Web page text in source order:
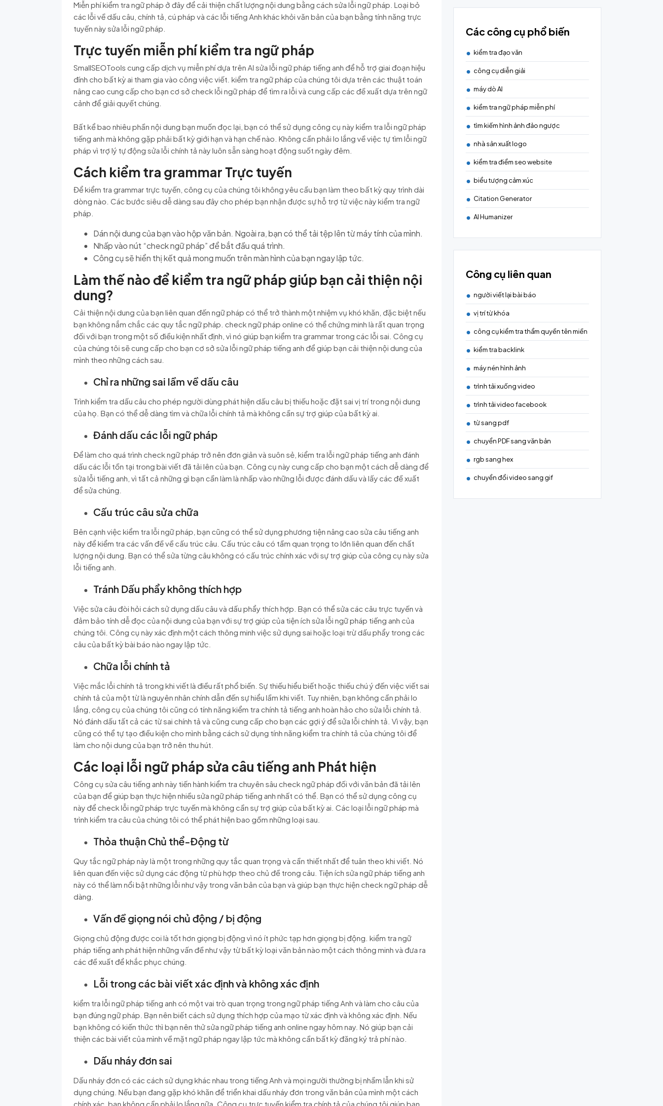
Miễn phí kiểm tra ngữ pháp ở đây để cải thiện chất lượng nội dung bằng cách sửa lỗi ngữ pháp. Loại bỏ
các lỗi về dấu câu, chính tả, cú pháp và các lỗi tiếng Anh khác khỏi văn bản của bạn bằng tính năng trực
tuyến này sửa lỗi ngữ pháp.
Trực tuyến miễn phí kiểm tra ngữ pháp
SmallSEOTools cung cấp dịch vụ miễn phí dựa trên AI sửa lỗi ngữ pháp tiếng anh để hỗ trợ giai đoạn hiệu
đính cho bất kỳ ai tham gia vào công việc viết. kiểm tra ngữ pháp của chúng tôi dựa trên các thuật toán
nâng cao cung cấp cho bạn cơ sở check lỗi ngữ pháp để tìm ra lỗi và cung cấp các đề xuất dựa trên ngữ
cảnh để giải quyết chúng.
Bất kể bao nhiêu phần nội dung bạn muốn đọc lại, bạn có thể sử dụng công cụ này kiểm tra lỗi ngữ pháp
tiếng anh mà không gặp phải bất kỳ giới hạn và hạn chế nào. Không cần phải lo lắng về việc tự tìm lỗi ngữ
pháp vì trợ lý tự động sửa lỗi chính tả này luôn sẵn sàng hoạt động suốt ngày đêm.
Cách kiểm tra grammar Trực tuyến
Để kiểm tra grammar trực tuyến, công cụ của chúng tôi không yêu cầu bạn làm theo bất kỳ quy trình dài
dòng nào. Các bước siêu dễ dàng sau đây cho phép bạn nhận được sự hỗ trợ từ việc này kiểm tra ngữ
pháp.
Dán nội dung của bạn vào hộp văn bản. Ngoài ra, bạn có thể tải tệp lên từ máy tính của mình.
Nhấp vào nút “check ngữ pháp” để bắt đầu quá trình.
Công cụ sẽ hiển thị kết quả mong muốn trên màn hình của bạn ngay lập tức.
Làm thế nào để kiểm tra ngữ pháp giúp bạn cải thiện nội
dung?
Cải thiện nội dung của bạn liên quan đến ngữ pháp có thể trở thành một nhiệm vụ khó khăn, đặc biệt nếu
bạn không nắm chắc các quy tắc ngữ pháp. check ngữ pháp online có thể chứng minh là rất quan trọng
đối với bạn trong một số điều kiện nhất định, vì nó giúp bạn kiểm tra grammar trong các lỗi sai. Công cụ
của chúng tôi sẽ cung cấp cho bạn cơ sở sửa lỗi ngữ pháp tiếng anh để giúp bạn cải thiện nội dung của
mình theo những cách sau.
Chỉ ra những sai lầm về dấu câu
Trình kiểm tra dấu câu cho phép người dùng phát hiện dấu câu bị thiếu hoặc đặt sai vị trí trong nội dung
của họ. Bạn có thể dễ dàng tìm và chữa lỗi chính tả mà không cần sự trợ giúp của bất kỳ ai.
Đánh dấu các lỗi ngữ pháp
Để làm cho quá trình check ngữ pháp trở nên đơn giản và suôn sẻ, kiểm tra lỗi ngữ pháp tiếng anh đánh
dấu các lỗi tồn tại trong bài viết đã tải lên của bạn. Công cụ này cung cấp cho bạn một cách dễ dàng để
sửa lỗi tiếng anh, vì tất cả những gì bạn cần làm là nhấp vào những lỗi được đánh dấu và lấy các đề xuất
để sửa chúng.
Cấu trúc câu sửa chữa
Bên cạnh việc kiểm tra lỗi ngữ pháp, bạn cũng có thể sử dụng phương tiện nâng cao sửa câu tiếng anh
này để kiểm tra các vấn đề về cấu trúc câu. Cấu trúc câu có tầm quan trọng to lớn liên quan đến chất
lượng nội dung. Bạn có thể sửa từng câu không có cấu trúc chính xác với sự trợ giúp của công cụ này sửa
lỗi tiếng anh.
Tránh Dấu phẩy không thích hợp
Việc sửa câu đòi hỏi cách sử dụng dấu câu và dấu phẩy thích hợp. Bạn có thể sửa các câu trực tuyến và
đảm bảo tính dễ đọc của nội dung của bạn với sự trợ giúp của tiện ích sửa lỗi ngữ pháp tiếng anh của
chúng tôi. Công cụ này xác định một cách thông minh việc sử dụng sai hoặc loại trừ dấu phẩy trong các
câu của bất kỳ bài báo nào ngay lập tức.
Chữa lỗi chính tả
Việc mắc lỗi chính tả trong khi viết là điều rất phổ biến. Sự thiếu hiểu biết hoặc thiếu chú ý đến việc viết sai
chính tả của một từ là nguyên nhân chính dẫn đến sự hiểu lầm khi viết. Tuy nhiên, bạn không cần phải lo
lắng, công cụ của chúng tôi cũng có tính năng kiểm tra chính tả tiếng anh hoàn hảo cho sửa lỗi chính tả.
Nó đánh dấu tất cả các từ sai chính tả và cũng cung cấp cho bạn các gợi ý để sửa lỗi chính tả. Vì vậy, bạn
cũng có thể tự tạo điều kiện cho mình bằng cách sử dụng tính năng kiểm tra chính tả của chúng tôi để
làm cho nội dung của bạn trở nên thu hút.
Các loại lỗi ngữ pháp sửa câu tiếng anh Phát hiện
Công cụ sửa câu tiếng anh này tiến hành kiểm tra chuyên sâu check ngữ pháp đối với văn bản đã tải lên
của bạn để giúp bạn thực hiện nhiều sửa ngữ pháp tiếng anh nhất có thể. Bạn có thể sử dụng công cụ
này để check lỗi ngữ pháp trực tuyến mà không cần sự trợ giúp của bất kỳ ai. Các loại lỗi ngữ pháp mà
trình kiểm tra câu của chúng tôi có thể phát hiện bao gồm những loại sau.
Thỏa thuận Chủ thể-Động từ
Quy tắc ngữ pháp này là một trong những quy tắc quan trọng và cần thiết nhất để tuân theo khi viết. Nó
liên quan đến việc sử dụng các động từ phù hợp theo chủ đề trong câu. Tiện ích sửa ngữ pháp tiếng anh
này có thể làm nổi bật những lỗi như vậy trong văn bản của bạn và giúp bạn thực hiện check ngữ pháp dễ
dàng.
Vấn đề giọng nói chủ động / bị động
Giọng chủ động được coi là tốt hơn giọng bị động vì nó ít phức tạp hơn giọng bị động. kiểm tra ngữ
pháp tiếng anh phát hiện những vấn đề như vậy từ bất kỳ loại văn bản nào một cách thông minh và đưa ra
các đề xuất để khắc phục chúng.
Lỗi trong các bài viết xác định và không xác định
kiểm tra lỗi ngữ pháp tiếng anh có một vai trò quan trọng trong ngữ pháp tiếng Anh và làm cho câu của
bạn đúng ngữ pháp. Bạn nên biết cách sử dụng thích hợp của mạo từ xác định và không xác định. Nếu
bạn không có kiến thức thì bạn nên thử sửa ngữ pháp tiếng anh online ngay hôm nay. Nó giúp bạn cải
thiện các bài viết của mình về mặt ngữ pháp ngay lập tức mà không cần bất kỳ đăng ký trả phí nào.
Dấu nháy đơn sai
Dấu nháy đơn có các cách sử dụng khác nhau trong tiếng Anh và mọi người thường bị nhầm lẫn khi sử
dụng chúng. Nếu bạn đang gặp khó khăn để triển khai dấu nháy đơn trong văn bản của mình một cách
chính xác, bạn không cần phải lo lắng nữa. Công cụ trực tuyến kiểm tra chính tả của chúng tôi giúp bạn
Các công cụ phổ biến
kiểm tra đạo văn
công cụ diễn giải
máy dò AI
kiểm tra ngữ pháp miễn phí
tìm kiếm hình ảnh đảo ngược
nhà sản xuất logo
kiểm tra điểm seo website
biểu tượng cảm xúc
Citation Generator
AI Humanizer
Công cụ liên quan
người viết lại bài báo
vị trí từ khóa
công cụ kiểm tra thẩm quyền tên miền
kiểm tra backlink
máy nén hình ảnh
trình tải xuống video
trình tải video facebook
từ sang pdf
chuyển PDF sang văn bản
rgb sang hex
chuyển đổi video sang gif